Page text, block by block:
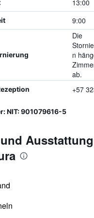
13:00
9:00
Die
n
ab.
+57
NIT: 901079616-5